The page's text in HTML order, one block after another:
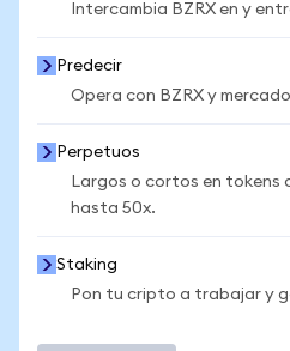
Intercambia BZRX en y
Predecir
Opera con BZRX y
Perpetuos
Largos o cortos en tokens
hasta 50x.
Staking
Pon tu cripto a trabajar y